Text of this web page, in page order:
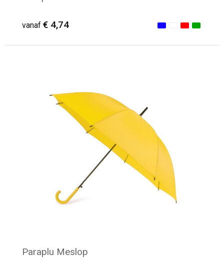
vanaf € 4,74
Paraplu Meslop